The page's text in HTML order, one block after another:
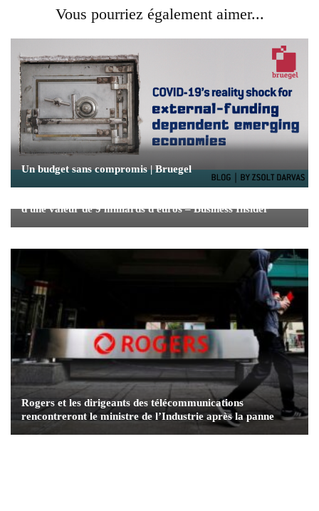
Vous pourriez également aimer...
Un budget sans compromis | Bruegel
d'une valeur de 9 milliards d'euros – Business Insider
Rogers et les dirigeants des télécommunications
rencontreront le ministre de l’Industrie après la panne